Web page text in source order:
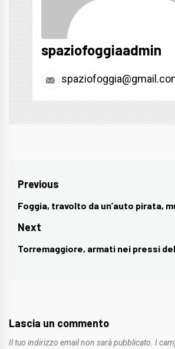
spaziofoggiaadmin
Navigazione
articoli
Previous
Previous
post:
Foggia, travolto da un’auto pirata,
Next
Next
Torremaggiore, armati nei pressi
Lascia un commento
Il tuo indirizzo email non sarà pubblicato. I